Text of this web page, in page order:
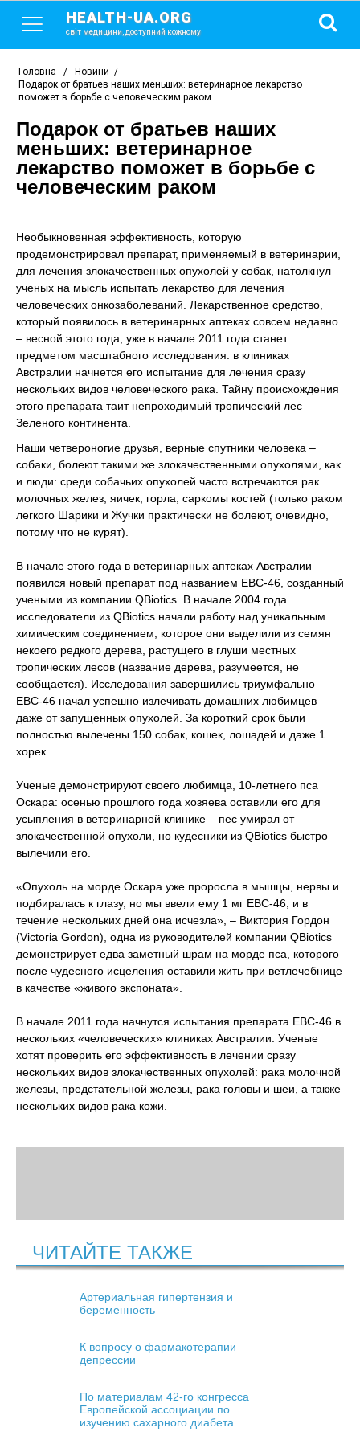
HEALTH-UA.ORG
світ медицини, доступний кожному
Головна / Новини /
Подарок от братьев наших меньших: ветеринарное лекарство
поможет в борьбе с человеческим раком
Подарок от братьев наших
меньших: ветеринарное
лекарство поможет в борьбе с
человеческим раком
Необыкновенная эффективность, которую
продемонстрировал препарат, применяемый в ветеринарии,
для лечения злокачественных опухолей у собак, натолкнул
ученых на мысль испытать лекарство для лечения
человеческих онкозаболеваний. Лекарственное средство,
который появилось в ветеринарных аптеках совсем недавно
– весной этого года, уже в начале 2011 года станет
предметом масштабного исследования: в клиниках
Австралии начнется его испытание для лечения сразу
нескольких видов человеческого рака. Тайну происхождения
этого препарата таит непроходимый тропический лес
Зеленого континента.
Наши четвероногие друзья, верные спутники человека –
собаки, болеют такими же злокачественными опухолями, как
и люди: среди собачьих опухолей часто встречаются рак
молочных желез, яичек, горла, саркомы костей (только раком
легкого Шарики и Жучки практически не болеют, очевидно,
потому что не курят).
В начале этого года в ветеринарных аптеках Австралии
появился новый препарат под названием EBC-46, созданный
учеными из компании QBiotics. В начале 2004 года
исследователи из QBiotics начали работу над уникальным
химическим соединением, которое они выделили из семян
некоего редкого дерева, растущего в глуши местных
тропических лесов (название дерева, разумеется, не
сообщается). Исследования завершились триумфально –
EBC-46 начал успешно излечивать домашних любимцев
даже от запущенных опухолей. За короткий срок были
полностью вылечены 150 собак, кошек, лошадей и даже 1
хорек.
Ученые демонстрируют своего любимца, 10-летнего пса
Оскара: осенью прошлого года хозяева оставили его для
усыпления в ветеринарной клинике – пес умирал от
злокачественной опухоли, но кудесники из QBiotics быстро
вылечили его.
«Опухоль на морде Оскара уже проросла в мышцы, нервы и
подбиралась к глазу, но мы ввели ему 1 мг EBC-46, и в
течение нескольких дней она исчезла», – Виктория Гордон
(Victoria Gordon), одна из руководителей компании QBiotics
демонстрирует едва заметный шрам на морде пса, которого
после чудесного исцеления оставили жить при ветлечебнице
в качестве «живого экспоната».
В начале 2011 года начнутся испытания препарата EBC-46 в
нескольких «человеческих» клиниках Австралии. Ученые
хотят проверить его эффективность в лечении сразу
нескольких видов злокачественных опухолей: рака молочной
железы, предстательной железы, рака головы и шеи, а также
нескольких видов рака кожи.
ЧИТАЙТЕ ТАКЖЕ
Артериальная гипертензия и
беременность
К вопросу о фармакотерапии
депрессии
По материалам 42-го конгресса
Европейской ассоциации по
изучению сахарного диабета